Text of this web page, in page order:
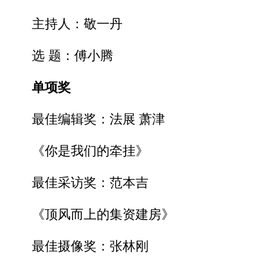
主持人：敬一丹
选 题：傅小腾
单项奖
最佳编辑奖：法展 萧津
《你是我们的牵挂》
最佳采访奖：范本吉
《顶风而上的集资建房》
最佳摄像奖：张林刚